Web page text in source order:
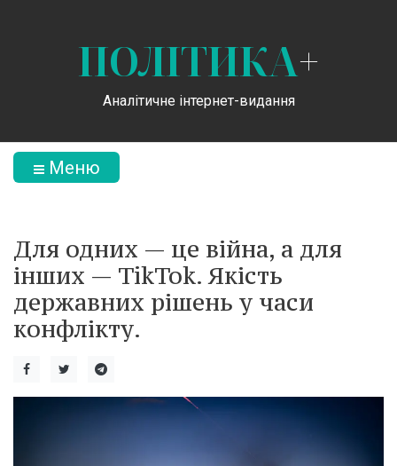
ПОЛІТИКА+
Аналітичне інтернет-видання
Меню
Для одних — це війна, а для
інших — TikTok. Якість
державних рішень у часи
конфлікту.